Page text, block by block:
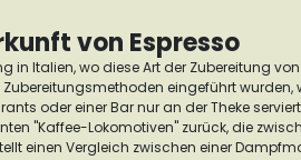
von Espresso
in Italien, wo diese Art der Zubereitung
eingeführt wurden,
oder einer Bar nur an der Theke
"Kaffee-Lokomotiven" zurück, die
einen Vergleich zwischen einer